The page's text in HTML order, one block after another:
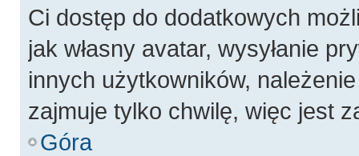
Ci dostęp do dodatkowych
jak własny avatar, wysyłanie
innych użytkowników,
zajmuje tylko chwilę, więc jest
Góra